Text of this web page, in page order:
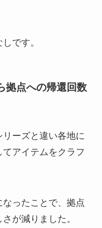
です。
拠点への帰還回数
ーズと違い各地に
アイテムをクラフ
ったことで、拠点
が減りました。